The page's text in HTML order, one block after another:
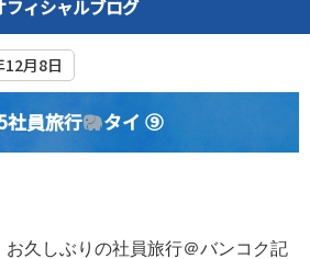
フィシャルブログ
12月8日
社員旅行 タイ ⑨
久しぶりの社員旅行＠バンコク記